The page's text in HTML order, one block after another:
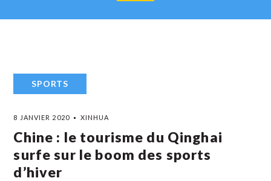
SPORTS
8 JANVIER 2020 XINHUA
Chine : le tourisme du Qinghai
surfe sur le boom des sports
d’hiver